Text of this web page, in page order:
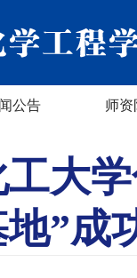
公告 师资
大
”成